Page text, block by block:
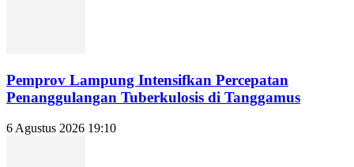
Pemprov Lampung Intensifkan Percepatan
Penanggulangan Tuberkulosis di Tanggamus
6 Agustus 2026 19:10